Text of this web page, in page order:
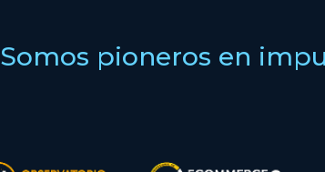
Somos pioneros en